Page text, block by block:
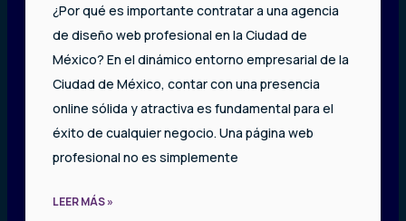
¿Por qué es importante contratar a una agencia
de diseño web profesional en la Ciudad de
México? En el dinámico entorno empresarial de la
Ciudad de México, contar con una presencia
online sólida y atractiva es fundamental para el
éxito de cualquier negocio. Una página web
profesional no es simplemente
LEER MÁS »